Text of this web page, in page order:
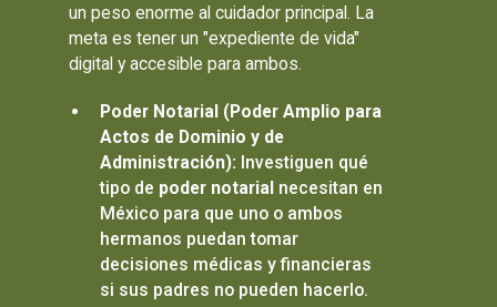
un peso enorme al cuidador principal. La
meta es tener un "expediente de vida"
digital y accesible para ambos.
Poder Notarial (Poder Amplio para
Actos de Dominio y de
Administración): Investiguen qué
tipo de poder notarialnecesitan en
México para que uno o ambos
hermanos puedan tomar
decisiones médicas y financieras
si sus padres no pueden hacerlo.